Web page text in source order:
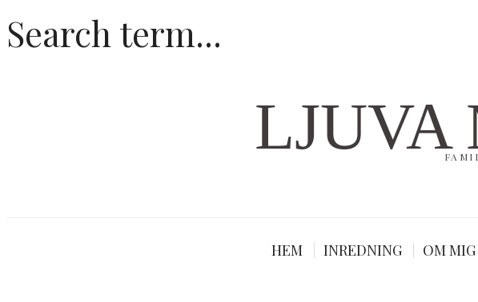
HEM INREDNING OM MIG